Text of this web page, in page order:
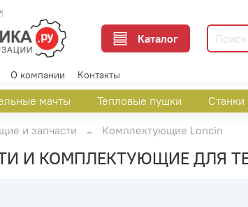
Каталог
О компании Контакты
мачты Тепловые пушки Станки
и запчасти Комплектующие Loncin
И КОМПЛЕКТУЮЩИЕ ДЛЯ